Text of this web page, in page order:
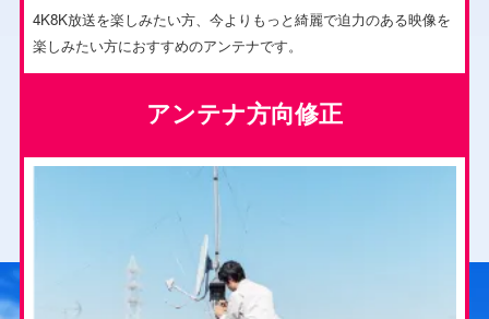
4K8K放送を楽しみたい方、今よりもっと綺麗で迫力のある映像を
楽しみたい方におすすめのアンテナです。
アンテナ方向修正